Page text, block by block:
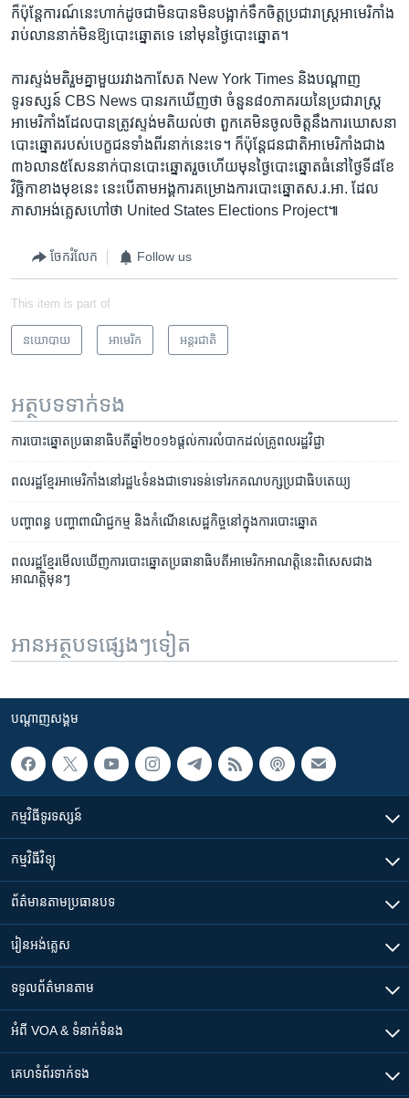
ក៏ប៉ុន្តែ​ការណ៍​នេះ​ហាក់​ដូច​ជា​មិន​បាន​មិន​បង្អាក់​ទឹក​ចិត្ត​ប្រជារាស្ត្រ​អាមេរិកាំង​
រាប់​លាន​នាក់​មិន​ឱ្យ​បោះឆ្នោត​ទេ​ នៅ​មុន​ថ្ងៃ​បោះឆ្នោត។​
ការ​ស្ទង់​មតិ​រួមគ្នា​មួយ​រវាង​កាសែត​ New York Times ​និង​បណ្តាញ​
ទូរទស្សន៍ CBS News ​បានរក​ឃើញ​ថា​ ចំនួន​៨០​ភាគរយ​នៃ​ប្រជារាស្ត្រ​
អាមេរិកាំង​ដែល​បាន​ត្រូវស្ទង់​មតិ​យល់​ថា ​ពួក​គេ​មិន​ចូល​ចិត្ត​នឹង​ការឃោសនា​
បោះឆ្នោត​របស់​បេក្ខជន​ទាំង​ពីរ​នាក់​នេះទេ។ ​ក៏​ប៉ុន្តែ​ជនជាតិ​អាមេរិកាំង​ជាង​
៣៦​លាន៥​សែន​នាក់​បាន​បោះឆ្នោត​រួចហើយ​មុន​ថ្ងៃ​បោះ​ឆ្នោត​ធំ​នៅ​ថ្ងៃទី​៨ខែ​
វិច្ឆិកា​ខាង​មុខ​នេះ​ នេះ​បើតាម​អង្គការ​គម្រោង​ការ​បោះឆ្នោត​ស.រ.អា.​ ដែល​
ភាសា​អង់គ្លេស​ហៅ​ថា​ United States Elections Project៕
ចែករំលែក Follow us
This item is part of
នយោបាយ អាមេរិក​ អន្តរជាតិ
អត្ថបទ​ទាក់ទង
ការ​បោះឆ្នោត​ប្រធានាធិបតី​ឆ្នាំ​២០១៦​ផ្ដល់​ការ​លំបាក​ដល់​គ្រូ​ពលរដ្ឋវិជ្ជា
ពលរដ្ឋ​ខ្មែរ​អាមេរិកាំង​នៅ​រដ្ឋ​៤​ទំនង​ជាទោរទន់​ទៅ​រក​គណបក្ស​ប្រជាធិបតេយ្យ
បញ្ហា​ពន្ធ បញ្ហា​ពាណិជ្ជកម្ម​ និង​កំណើន​សេដ្ឋកិច្ច​នៅ​ក្នុង​ការ​បោះឆ្នោត
ពលរដ្ឋ​ខ្មែរ​មើល​ឃើញ​ការ​បោះឆ្នោត​ប្រធានាធិបតី​អាមេរិក​អាណត្តិ​នេះ​ពិសេស​ជាង​
អាណត្តិ​មុនៗ
អានអត្ថបទផ្សេងៗទៀត
បណ្តាញ​សង្គម
កម្មវិធី​ទូរទស្សន៍
កម្មវិធី​វិទ្យុ
ព័ត៌មាន​តាមប្រធានបទ​
រៀន​​អង់គ្លេស
ទទួល​ព័ត៌មាន​តាម
អំពី​ VOA & ទំនាក់ទំនង
គេហទំព័រ​​ទាក់ទង